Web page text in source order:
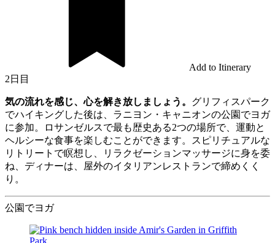
Add to Itinerary
2日目
気の流れを感じ、心を解き放しましょう。 グリフィスパーク
でハイキングした後は、ラニヨン・キャニオンの公園でヨガ
に参加。ロサンゼルスで最も歴史ある2つの場所で、運動と
ヘルシーな食事を楽しむことができます。スピリチュアルな
リトリートで瞑想し、リラクゼーションマッサージに身を委
ね、ディナーは、屋外のイタリアンレストランで締めくく
り。
公園でヨガ